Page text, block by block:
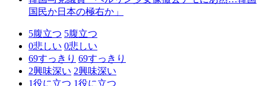
国民か日本の極右か」
5腹立つ 5腹立つ
0悲しい 0悲しい
69すっきり 69すっきり
2興味深い 2興味深い
1役に立つ 1役に立つ